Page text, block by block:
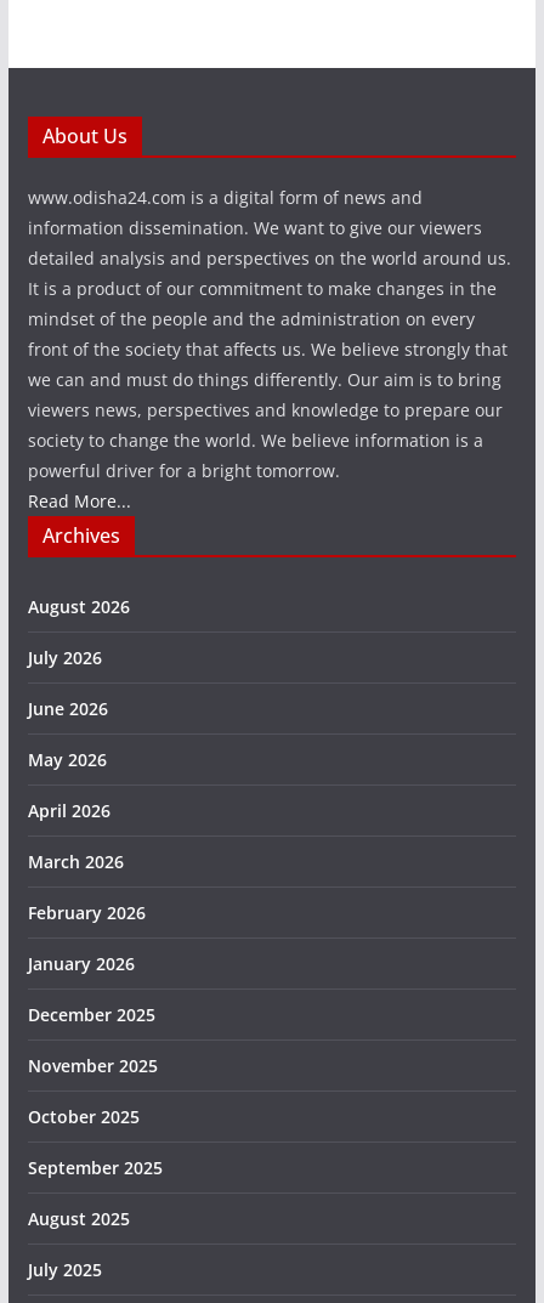
About Us
www.odisha24.com is a digital form of news and
information dissemination. We want to give our viewers
detailed analysis and perspectives on the world around us.
It is a product of our commitment to make changes in the
mindset of the people and the administration on every
front of the society that affects us. We believe strongly that
we can and must do things differently. Our aim is to bring
viewers news, perspectives and knowledge to prepare our
society to change the world. We believe information is a
powerful driver for a bright tomorrow.
Read More...
Archives
August 2026
July 2026
June 2026
May 2026
April 2026
March 2026
February 2026
January 2026
December 2025
November 2025
October 2025
September 2025
August 2025
July 2025